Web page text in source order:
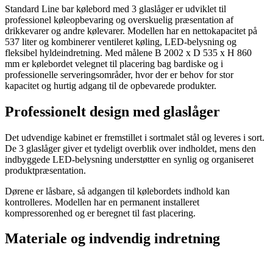
Standard Line bar kølebord med 3 glaslåger er udviklet til
professionel køleopbevaring og overskuelig præsentation af
drikkevarer og andre kølevarer. Modellen har en nettokapacitet på
537 liter og kombinerer ventileret køling, LED-belysning og
fleksibel hyldeindretning. Med målene B 2002 x D 535 x H 860
mm er kølebordet velegnet til placering bag bardiske og i
professionelle serveringsområder, hvor der er behov for stor
kapacitet og hurtig adgang til de opbevarede produkter.
Professionelt design med glaslåger
Det udvendige kabinet er fremstillet i sortmalet stål og leveres i sort.
De 3 glaslåger giver et tydeligt overblik over indholdet, mens den
indbyggede LED-belysning understøtter en synlig og organiseret
produktpræsentation.
Dørene er låsbare, så adgangen til kølebordets indhold kan
kontrolleres. Modellen har en permanent installeret
kompressorenhed og er beregnet til fast placering.
Materiale og indvendig indretning